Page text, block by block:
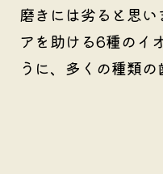
磨きには劣ると思
アを助ける6種のイ
うに、多くの種類の